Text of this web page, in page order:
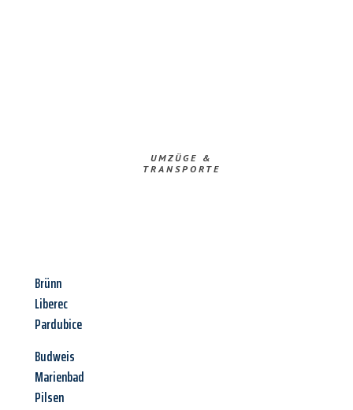
UMZÜGE &
TRANSPORTE
Brünn
Liberec
Pardubice
Budweis
Marienbad
Pilsen